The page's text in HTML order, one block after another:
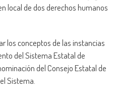
local de dos derechos humanos
los conceptos de las instancias
del Sistema Estatal de
del Consejo Estatal de
Sistema.